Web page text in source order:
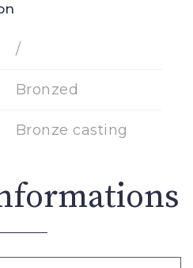
/
Bronzed
Bronze casting